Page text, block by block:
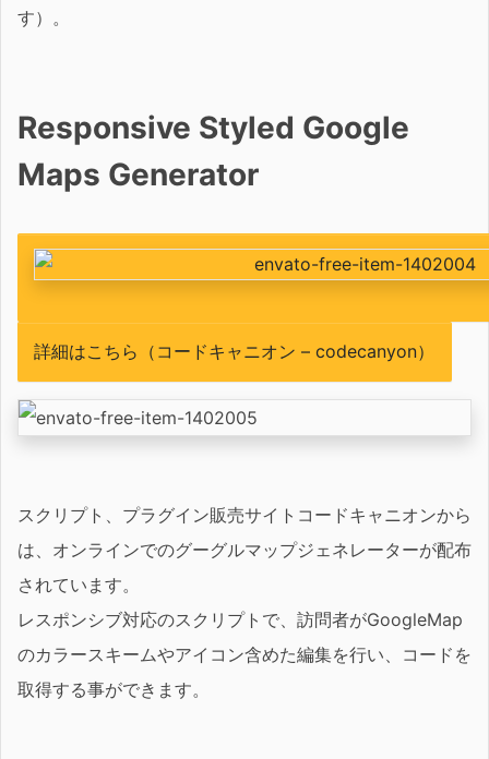
す）。
Responsive Styled Google
Maps Generator
詳細はこちら（コードキャニオン – codecanyon）
スクリプト、プラグイン販売サイトコードキャニオンから
は、オンラインでのグーグルマップジェネレーターが配布
されています。
レスポンシブ対応のスクリプトで、訪問者がGoogleMap
のカラースキームやアイコン含めた編集を行い、コードを
取得する事ができます。